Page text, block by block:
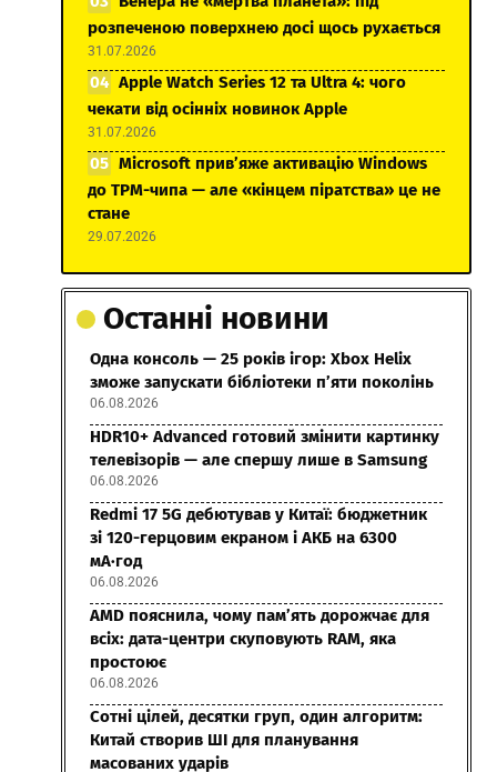
розпеченою поверхнею досі щось рухається
31.07.2026
Apple Watch Series 12 та Ultra 4: чого
чекати від осінніх новинок Apple
31.07.2026
Microsoft прив’яже активацію Windows
до TPM-чипа — але «кінцем піратства» це не
стане
29.07.2026
Останні новини
Одна консоль — 25 років ігор: Xbox Helix
зможе запускати бібліотеки п’яти поколінь
06.08.2026
HDR10+ Advanced готовий змінити картинку
телевізорів — але спершу лише в Samsung
06.08.2026
Redmi 17 5G дебютував у Китаї: бюджетник
зі 120-герцовим екраном і АКБ на 6300
мА·год
06.08.2026
AMD пояснила, чому пам’ять дорожчає для
всіх: дата-центри скуповують RAM, яка
простоює
06.08.2026
Сотні цілей, десятки груп, один алгоритм:
Китай створив ШІ для планування
масованих ударів